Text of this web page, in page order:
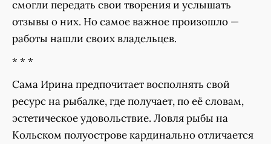
смогли передать свои творения и услышать
отзывы о них. Но самое важное произошло —
работы нашли своих владельцев.
* * *
Сама Ирина предпочитает восполнять свой
ресурс на рыбалке, где получает, по её словам,
эстетическое удовольствие. Ловля рыбы на
Кольском полуострове кардинально отличается